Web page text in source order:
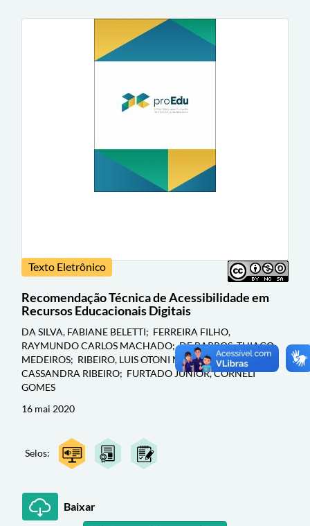
Texto Eletrônico
Recomendação Técnica de Acessibilidade em
Recursos Educacionais Digitais
DA SILVA, FABIANE BELETTI; FERREIRA FILHO,
RAYMUNDO CARLOS MACHADO; DE BARROS, THIAGO
MEDEIROS; RIBEIRO, LUIS OTONI MEIRELES; JOYE,
CASSANDRA RIBEIRO; FURTADO JUNIOR, CORNELI
GOMES
16 mai 2020
Selos:
Baixar